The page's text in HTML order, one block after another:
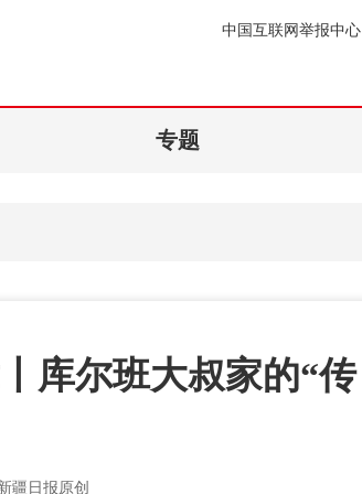
中国互联网举报中心
专题
库尔班大叔家的“传
疆日报原创